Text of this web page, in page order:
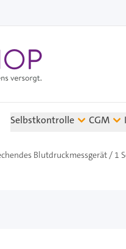
Selbstkontrolle CGM
Blutdruckmessgerät / 1